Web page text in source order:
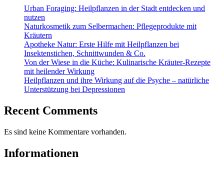
Urban Foraging: Heilpflanzen in der Stadt entdecken und
nutzen
Naturkosmetik zum Selbermachen: Pflegeprodukte mit
Kräutern
Apotheke Natur: Erste Hilfe mit Heilpflanzen bei
Insektenstichen, Schnittwunden & Co.
Von der Wiese in die Küche: Kulinarische Kräuter-Rezepte
mit heilender Wirkung
Heilpflanzen und ihre Wirkung auf die Psyche – natürliche
Unterstützung bei Depressionen
Recent Comments
Es sind keine Kommentare vorhanden.
Informationen